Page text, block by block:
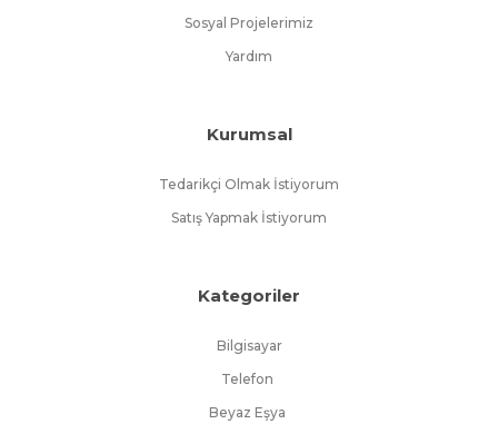
Sosyal Projelerimiz
Yardım
Kurumsal
Tedarikçi Olmak İstiyorum
Satış Yapmak İstiyorum
Kategoriler
Bilgisayar
Telefon
Beyaz Eşya